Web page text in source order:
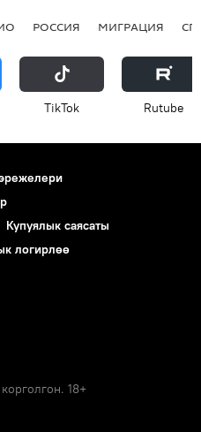
РОССИЯ МИГРАЦИЯ
ТikТоk Rutube
Купуялык саясаты
логирлөө
18+